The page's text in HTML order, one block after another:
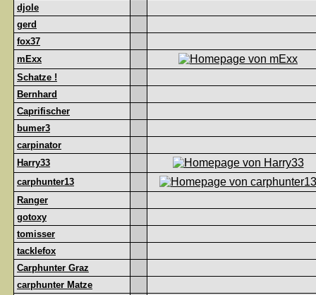
djole
gerd
fox37
mExx
Schatze !
Bernhard
Caprifischer
bumer3
carpinator
Harry33
carphunter13
Ranger
gotoxy
tomisser
tacklefox
Carphunter Graz
carphunter Matze